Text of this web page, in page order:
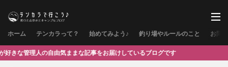
ホーム テンカラって？ 始めてみよう♪ 釣り場やルールのこと お問
の自由気ままな記事をお届けしているブログです